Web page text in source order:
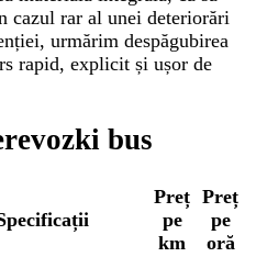
cazul rar al unei deteriorări
urmărim despăgubirea
rapid, explicit și ușor de
bus
Preț
pe
km
Preț
pe
oră